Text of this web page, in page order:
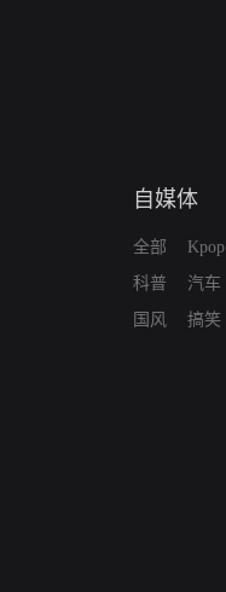
自媒体
全部
科普
国风
Kpop
汽车
搞笑